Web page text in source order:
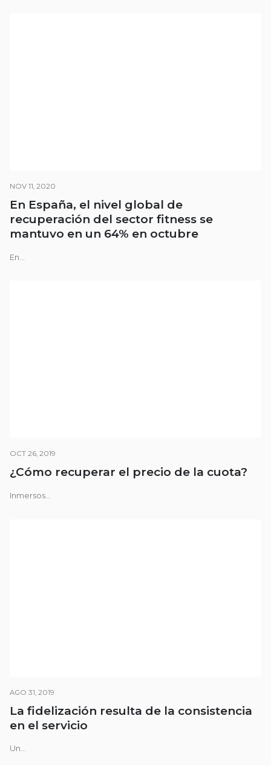
NOV 11, 2020
En España, el nivel global de
recuperación del sector fitness se
mantuvo en un 64% en octubre
En...
OCT 26, 2019
¿Cómo recuperar el precio de la cuota?
Inmersos...
AGO 31, 2019
La fidelización resulta de la consistencia
en el servicio
Un...